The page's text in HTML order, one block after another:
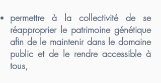
permettre à la collectivité de se
réapproprier le patrimoine génétique
afin de le maintenir dans le domaine
public et de le rendre accessible à
tous,